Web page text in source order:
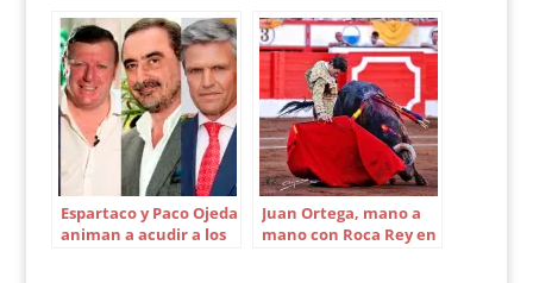
Espartaco y Paco Ojeda
animan a acudir a los
Juan Ortega, mano a
mano con Roca Rey en